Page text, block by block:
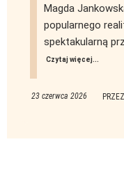
Magda
popularnego
spektakularną
Czytaj więcej...
23 czerwca 2026